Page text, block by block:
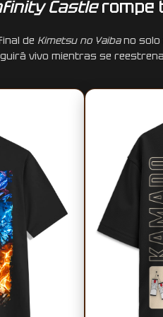
Castlerompe
de Kimetsu no Yaibano solo
vivo mientras se